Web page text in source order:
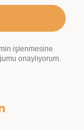
işlenmesine
onaylıyorum.